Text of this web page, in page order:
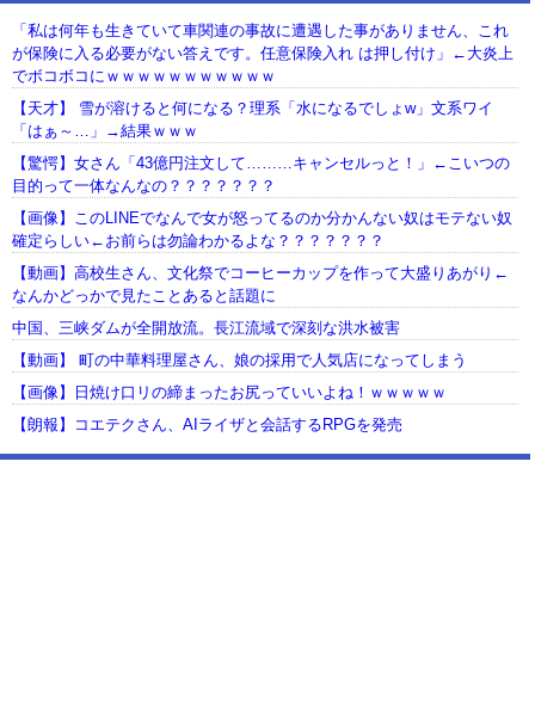
「私は何年も生きていて車関連の事故に遭遇した事がありません、これ
が保険に入る必要がない答えです。任意保険入れ は押し付け」←大炎上
でボコボコにｗｗｗｗｗｗｗｗｗｗｗ
【天才】 雪が溶けると何になる？理系「水になるでしょw」文系ワイ
「はぁ～…」→結果ｗｗｗ
【驚愕】女さん「43億円注文して………キャンセルっと！」←こいつの
目的って一体なんなの？？？？？？？
【画像】このLINEでなんで女が怒ってるのか分かんない奴はモテない奴
確定らしい←お前らは勿論わかるよな？？？？？？？
【動画】高校生さん、文化祭でコーヒーカップを作って大盛りあがり←
なんかどっかで見たことあると話題に
中国、三峡ダムが全開放流。長江流域で深刻な洪水被害
【動画】 町の中華料理屋さん、娘の採用で人気店になってしまう
【画像】日焼け口リの締まったお尻っていいよね！ｗｗｗｗｗ
【朗報】コエテクさん、AIライザと会話するRPGを発売